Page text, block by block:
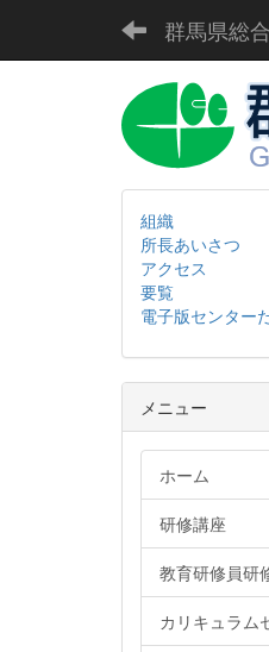
群馬県総
組織
所長あいさつ
アクセス
要覧
電子版センター
メニュー
ホーム
研修講座
教育研修員研
カリキュラム